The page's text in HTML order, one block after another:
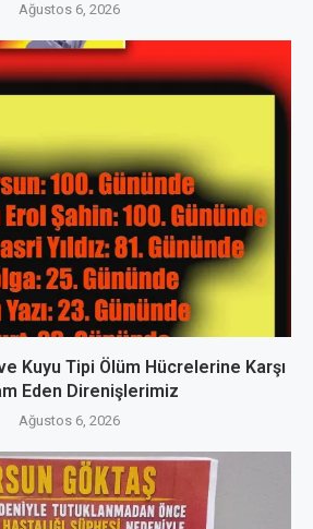
Ağustos 6, 2026
Kuyu Tipi Ölüm Hücrelerine Karşı
Eden Direnişlerimiz
Ağustos 6, 2026